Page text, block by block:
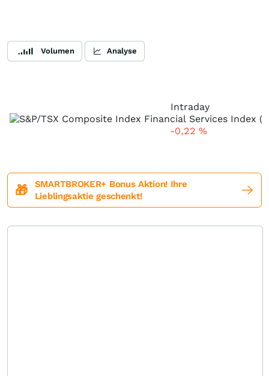
Volumen Analyse
Intraday
-0,22 %
🎁
SMARTBROKER+ Bonus Aktion! Ihre
Lieblingsaktie geschenkt!